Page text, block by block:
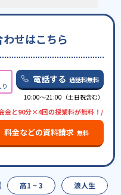
せはこちら
電話する 通話料無料
10:00〜21:00（土日祝含む）
金と90分×4回の授業料が無料！/
料金などの資料請求 無料
高1 ~ 3 浪人生